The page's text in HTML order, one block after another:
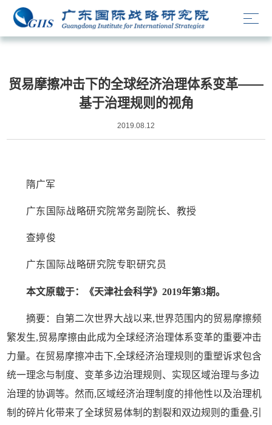
学术论文
贸易摩擦冲击下的全球经济治理体系变革——
基于治理规则的视角
2019.08.12
隋广军
广东国际战略研究院常务副院长、教授
查婷俊
广东国际战略研究院专职研究员
本文原载于： 《天津社会科学》 2019年第3期。
摘要： 自第二次世界大战以来,世界范围内的贸易摩擦频
繁发生,贸易摩擦由此成为全球经济治理体系变革的重要冲击
力量。在贸易摩擦冲击下,全球经济治理规则的重塑诉求包含
统一理念与制度、变革多边治理规则、实现区域治理与多边
治理的协调等。然而,区域经济治理制度的排他性以及治理机
制的碎片化带来了全球贸易体制的割裂和双边规则的重叠,引